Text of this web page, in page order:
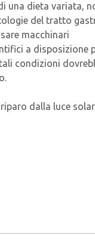
dieta variata,
del tratto
macchinari
a disposizione
condizioni
dalla luce